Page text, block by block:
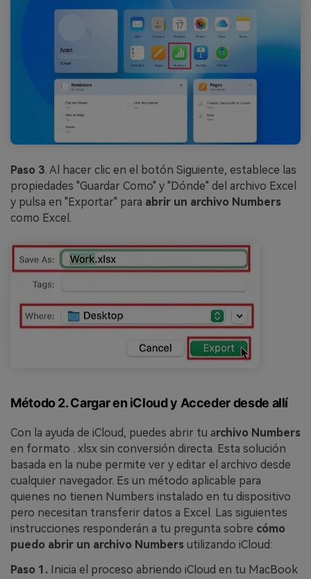
Paso 3. Al hacer clic en el botón Siguiente, establece las
propiedades "Guardar Como" y "Dónde" del archivo Excel
y pulsa en "Exportar" para abrir un archivo Numbers
como Excel.
Método 2. Cargar en iCloud y Acceder desde allí
Con la ayuda de iCloud, puedes abrir tu archivo Numbers
en formato . xlsx sin conversión directa. Esta solución
basada en la nube permite ver y editar el archivo desde
cualquier navegador. Es un método aplicable para
quienes no tienen Numbers instalado en tu dispositivo
pero necesitan transferir datos a Excel. Las siguientes
instrucciones responderán a tu pregunta sobre cómo
puedo abrir un archivo Numbers utilizando iCloud:
Paso 1. Inicia el proceso abriendo iCloud en tu MacBook